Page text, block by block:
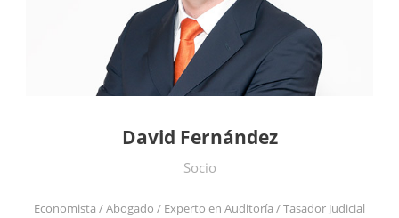
David Fernández
Socio
Economista / Abogado / Experto en Auditoría / Tasador Judicial